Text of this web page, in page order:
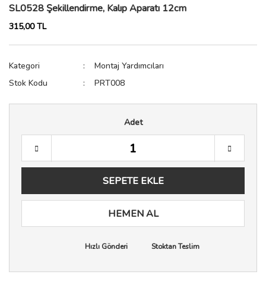
SL0528 Şekillendirme, Kalıp Aparatı 12cm
315,00 TL
Kategori
Montaj Yardımcıları
Stok Kodu
PRT008
Adet
SEPETE EKLE
HEMEN AL
Hızlı Gönderi Stoktan Teslim